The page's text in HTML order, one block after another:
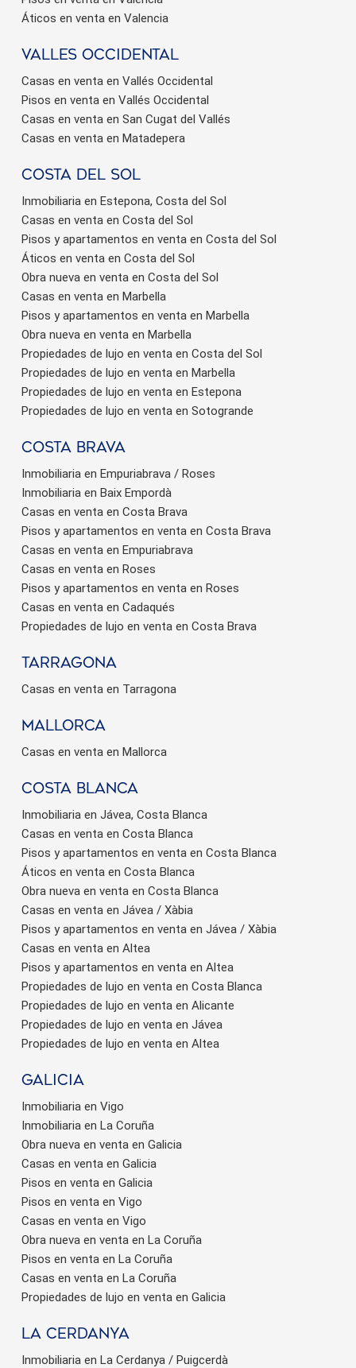
Áticos en venta en Valencia
valles occidental
Casas en venta en Vallés Occidental
Pisos en venta en Vallés Occidental
Casas en venta en San Cugat del Vallés
Casas en venta en Matadepera
Costa del sol
Inmobiliaria en Estepona, Costa del Sol
Casas en venta en Costa del Sol
Pisos y apartamentos en venta en Costa del Sol
Áticos en venta en Costa del Sol
Obra nueva en venta en Costa del Sol
Casas en venta en Marbella
Pisos y apartamentos en venta en Marbella
Obra nueva en venta en Marbella
Propiedades de lujo en venta en Costa del Sol
Propiedades de lujo en venta en Marbella
Propiedades de lujo en venta en Estepona
Propiedades de lujo en venta en Sotogrande
Costa brava
Inmobiliaria en Empuriabrava / Roses
Inmobiliaria en Baix Empordà
Casas en venta en Costa Brava
Pisos y apartamentos en venta en Costa Brava
Casas en venta en Empuriabrava
Casas en venta en Roses
Pisos y apartamentos en venta en Roses
Casas en venta en Cadaqués
Propiedades de lujo en venta en Costa Brava
Tarragona
Casas en venta en Tarragona
Mallorca
Casas en venta en Mallorca
Costa Blanca
Inmobiliaria en Jávea, Costa Blanca
Casas en venta en Costa Blanca
Pisos y apartamentos en venta en Costa Blanca
Áticos en venta en Costa Blanca
Obra nueva en venta en Costa Blanca
Casas en venta en Jávea / Xàbia
Pisos y apartamentos en venta en Jávea / Xàbia
Casas en venta en Altea
Pisos y apartamentos en venta en Altea
Propiedades de lujo en venta en Costa Blanca
Propiedades de lujo en venta en Alicante
Propiedades de lujo en venta en Jávea
Propiedades de lujo en venta en Altea
Galicia
Inmobiliaria en Vigo
Inmobiliaria en La Coruña
Obra nueva en venta en Galicia
Casas en venta en Galicia
Pisos en venta en Galicia
Pisos en venta en Vigo
Casas en venta en Vigo
Obra nueva en venta en La Coruña
Pisos en venta en La Coruña
Casas en venta en La Coruña
Propiedades de lujo en venta en Galicia
La Cerdanya
Inmobiliaria en La Cerdanya / Puigcerdà